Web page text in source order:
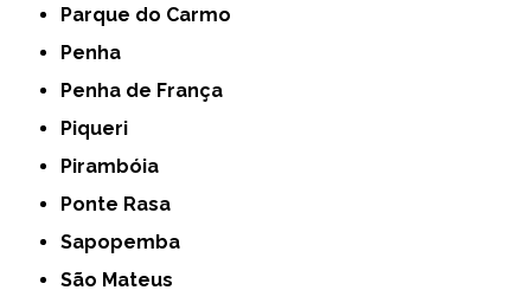
Parque do Carmo
Penha
Penha de França
Piqueri
Pirambóia
Ponte Rasa
Sapopemba
São Mateus